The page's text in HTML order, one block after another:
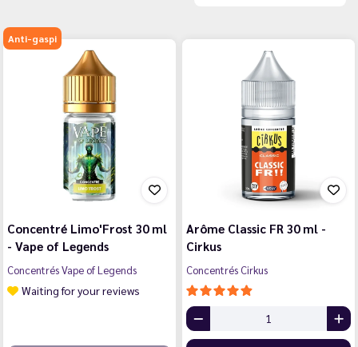
Anti-gaspi
Concentré Limo'Frost 30 ml
- Vape of Legends
Concentrés Vape of Legends
Waiting for your reviews
Arôme Classic FR 30 ml -
Cirkus
Concentrés Cirkus